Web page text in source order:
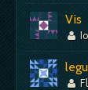
Vis